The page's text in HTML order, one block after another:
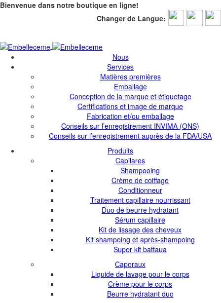
Bienvenue dans notre boutique en ligne!
Changer de Langue:
Nous
Services
Matières premières
Emballage
Conception de la marque et étiquetage
Certifications et image de marque
Fabrication et/ou emballage
Conseils sur l’enregistrement INVIMA (ONS)
Conseils sur l’enregistrement auprès de la FDA/USA
Produits
Capilares
Shampooing
Crème de coiffage
Conditionneur
Traitement capillaire nourrissant
Duo de beurre hydratant
Sérum capillaire
Kit de lissage des cheveux
Kit shampoing et après-shampoing
Super kit battaua
Caporaux
Liquide de lavage pour le corps
Crème pour le corps
Beurre hydratant duo